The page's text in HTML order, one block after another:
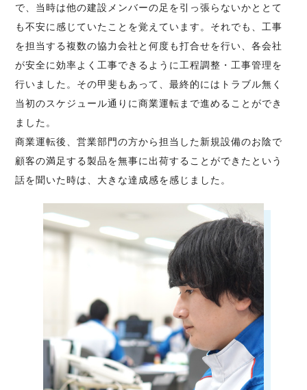
で、当時は他の建設メンバーの足を引っ張らないかととて
も不安に感じていたことを覚えています。それでも、工事
を担当する複数の協力会社と何度も打合せを行い、各会社
が安全に効率よく工事できるように工程調整・工事管理を
行いました。その甲斐もあって、最終的にはトラブル無く
当初のスケジュール通りに商業運転まで進めることができ
ました。
商業運転後、営業部門の方から担当した新規設備のお陰で
顧客の満足する製品を無事に出荷することができたという
話を聞いた時は、大きな達成感を感じました。